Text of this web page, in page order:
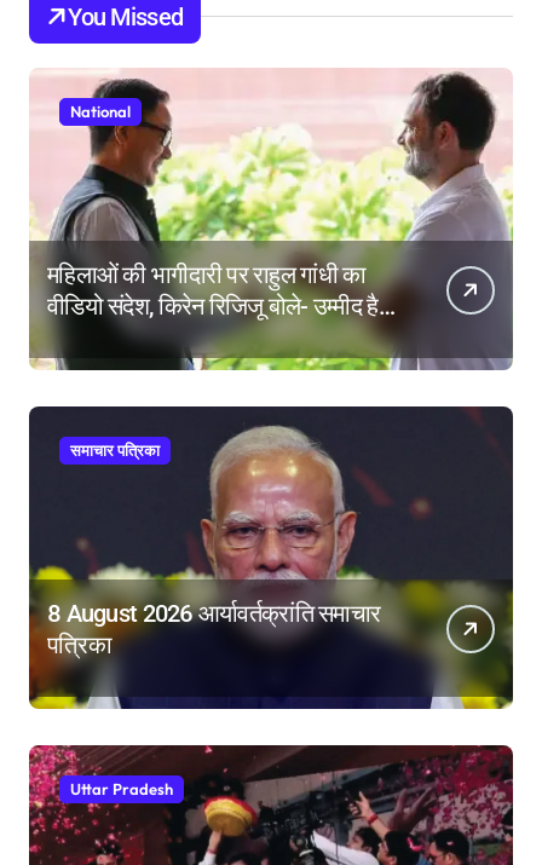
You Missed
National
महिलाओं की भागीदारी पर राहुल गांधी का
वीडियो संदेश, किरेन रिजिजू बोले- उम्मीद है
महिला आरक्षण बिल का बिना शर्त करेंगे
समर्थन
समाचार पत्रिका
8 August 2026 आर्यावर्तक्रांति समाचार
पत्रिका
Uttar Pradesh